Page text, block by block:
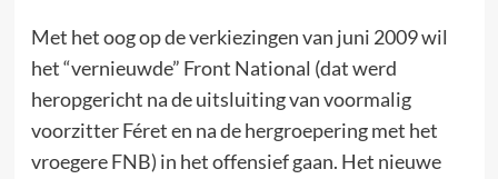
Met het oog op de verkiezingen van juni 2009 wil
het “vernieuwde” Front National (dat werd
heropgericht na de uitsluiting van voormalig
voorzitter Féret en na de hergroepering met het
vroegere FNB) in het offensief gaan. Het nieuwe